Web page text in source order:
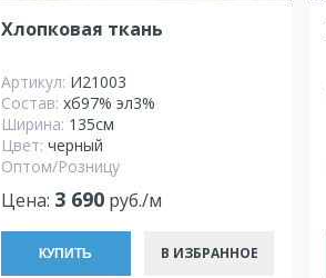
Хлопковая ткань
Артикул: И21003
Состав: хб97% эл3%
Ширина: 135см
Цвет: черный
Оптом/Розницу
Цена: 3 690руб./м
КУПИТЬ В ИЗБРАННОЕ